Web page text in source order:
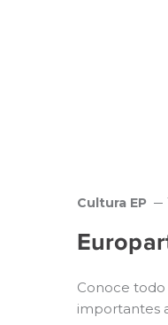
Cultura EP
Conoce
importantes